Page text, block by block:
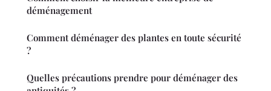
déménagement
Comment déménager des plantes en toute sécurité
?
Quelles précautions prendre pour déménager des